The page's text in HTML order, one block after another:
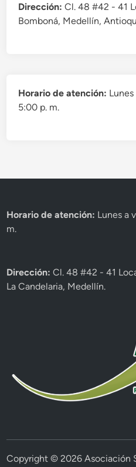
Dirección:Cl. 48 #42 - 41
Bomboná, Medellín,
Horario de atención:
5:00 p. m.
Horario de atención: Lunes a
m.
Dirección:Cl. 48 #42 - 41
La Candelaria, Medellín.
Copyright © 2026Asociación